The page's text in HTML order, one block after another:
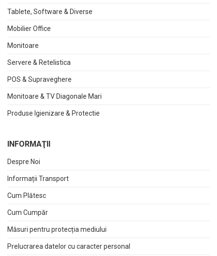
Tablete, Software & Diverse
Mobilier Office
Monitoare
Servere & Retelistica
POS & Supraveghere
Monitoare & TV Diagonale Mari
Produse Igienizare & Protectie
INFORMAŢII
Despre Noi
Informații Transport
Cum Plătesc
Cum Cumpăr
Măsuri pentru protecția mediului
Prelucrarea datelor cu caracter personal